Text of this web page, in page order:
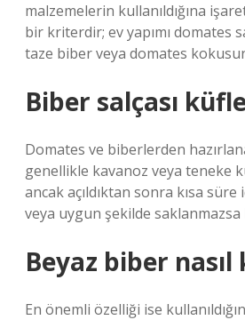
malzemelerin kullanıldığına
bir kriterdir; ev yapımı domates
taze biber veya domates
Biber salçası
Domates ve biberlerden
genellikle kavanoz veya teneke
ancak açıldıktan sonra kısa
veya uygun şekilde
Beyaz biber nasıl
En önemli özelliği ise